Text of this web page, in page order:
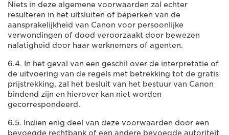
Niets in deze algemene voorwaarden zal echter
resulteren in het uitsluiten of beperken van de
aansprakelijkheid van Canon voor persoonlijke
verwondingen of dood veroorzaakt door bewezen
nalatigheid door haar werknemers of agenten.
6.4. In het geval van een geschil over de interpretatie of
de uitvoering van de regels met betrekking tot de gratis
prijstrekking, zal het besluit van het bestuur van Canon
bindend zijn en hierover kan niet worden
gecorrespondeerd.
6.5. Indien enig deel van deze voorwaarden door een
bevoegde rechtbank of een andere bevoegde autoriteit